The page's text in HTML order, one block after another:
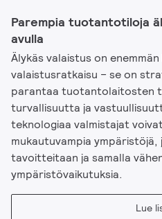
Parempia tuotantotiloja
avulla
Älykäs valaistus on
valaistusratkaisu – se on
parantaa tuotantolaitosten
turvallisuutta ja
teknologiaa valmistajat
mukautuvampia
tavoitteitaan ja samalla
ympäristövaikutuksia.
Lue